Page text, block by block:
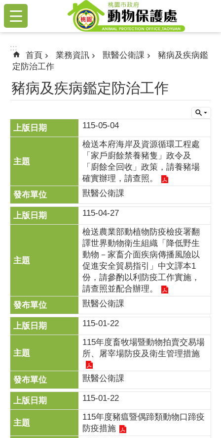
跳到主要內容區塊
:::
:::
首頁 業務資訊 獸醫公衛課
豬病及疾病鑑
定防治工作
豬病及疾病鑑定防治工作
115-05-04
檢送本府海岸及資源循環工程處
「家戶廚餘禁養豬隻」政令及
「廚餘全回收」政策，請養豬場
確實辦理，請查照。
獸醫公衛課
115-04-27
檢送農業部動植物防疫檢疫署翻
譯世界動物衛生組織「降低野生
動物－家畜介面疾病傳播風險以
促進安全貿易指引」中文譯本1
份，請參酌以利防疫工作實施，
請查照並配合辦理。
獸醫公衛課
115-01-22
115年度畜牧場暨動物拍賣交易場
所、屠宰場防疫及衛生管理措施
獸醫公衛課
115-01-22
115年度豬瘟暨偶蹄類動物口蹄疫
防疫措施